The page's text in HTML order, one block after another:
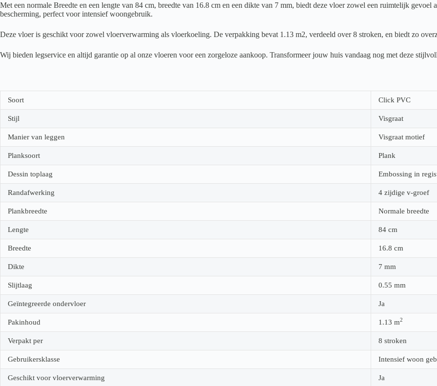
Met een normale Breedte en een lengte van 84 cm, breedte van 16.8 cm en een dikte van 7 mm, biedt deze vloer zowel een ruimtelijk
bescherming, perfect voor intensief woongebruik.
Deze vloer is geschikt voor zowel vloerverwarming als vloerkoeling. De verpakking bevat 1.13 m2, verdeeld over 8 stroken, en biedt zo
Wij bieden legservice en altijd garantie op al onze vloeren voor een zorgeloze aankoop. Transformeer jouw huis vandaag nog met deze
Soort Click PVC
Stijl Visgraat
Manier van leggen Visgraat motief
Planksoort Plank
Dessin toplaag Embossing in
Randafwerking 4 zijdige v-groef
Plankbreedte Normale breedte
Lengte 84 cm
Breedte 16.8 cm
Dikte 7 mm
Slijtlaag 0.55 mm
Geïntegreerde ondervloer Ja
Pakinhoud 1.13 m2
Verpakt per 8 stroken
Gebruikersklasse Intensief woon
Geschikt voor vloerverwarming Ja